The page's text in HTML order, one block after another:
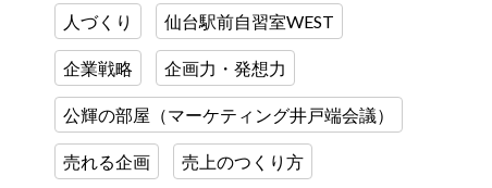
人づくり 仙台駅前自習室WEST
企業戦略 企画力・発想力
公輝の部屋（マーケティング井戸端会議）
売れる企画 売上のつくり方